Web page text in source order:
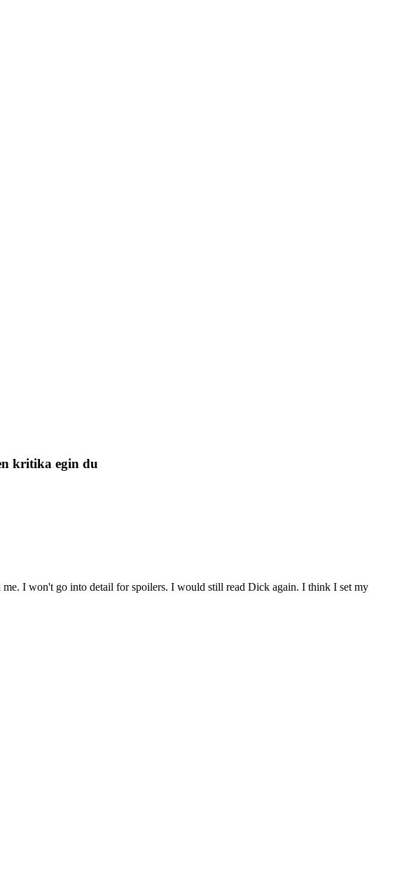
kritika egin du
I won't go into detail for spoilers. I would still read Dick again. I think I set my